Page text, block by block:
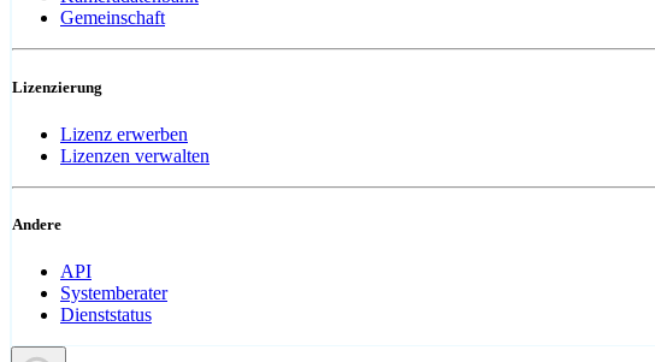
Gemeinschaft
Lizenzierung
Lizenz erwerben
Lizenzen verwalten
Andere
API
Systemberater
Dienststatus